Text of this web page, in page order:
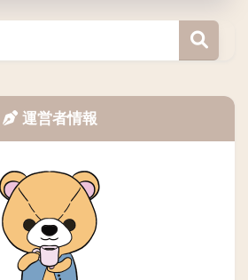
運営者情報